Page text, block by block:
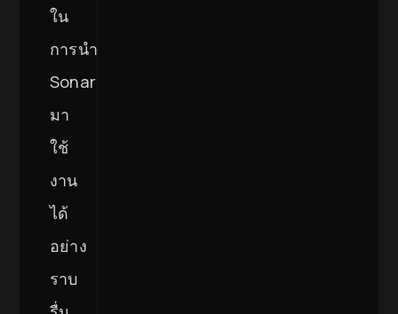
ใน
การนำ
SonarQube
มา
ใช้
งาน
ได้
อย่าง
ราบ